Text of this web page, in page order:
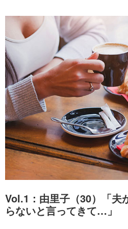
Vol.1：由里子（30）「夫
らないと言ってきて…」